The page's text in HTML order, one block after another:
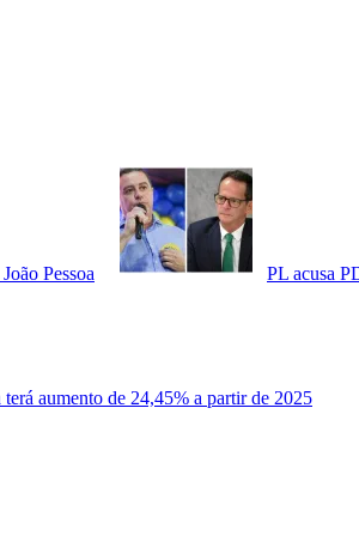
Pessoa PL acusa
terá aumento de 24,45% a partir de 2025